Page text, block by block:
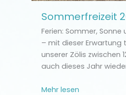
Sommerfreizeit
Ferien: Sommer,
– mit dieser Erwartung
unserer Zölis zwischen
auch dieses Jahr
Mehr lesen